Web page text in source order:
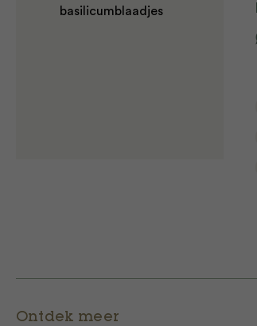
basilicumblaadjes
Ontdek meer